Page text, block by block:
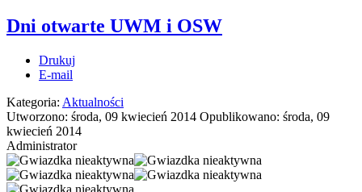
Dni otwarte UWM i OSW
Drukuj
E-mail
Kategoria: Aktualności
Utworzono: środa, 09 kwiecień 2014 Opublikowano: środa, 09
kwiecień 2014
Administrator